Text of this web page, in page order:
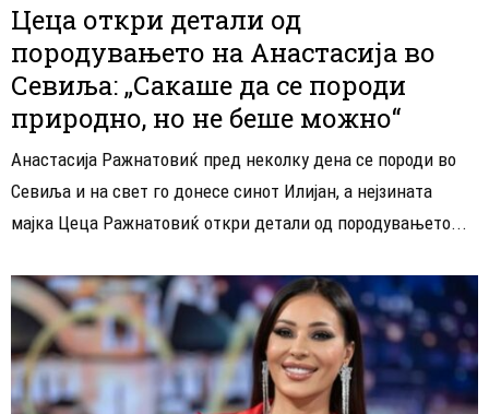
Цеца откри детали од
породувањето на Анастасија во
Севиља: „Сакаше да се породи
природно, но не беше можно“
Анастасија Ражнатовиќ пред неколку дена се породи во
Севиља и на свет го донесе синот Илијан, а нејзината
мајка Цеца Ражнатовиќ откри детали од породувањето...